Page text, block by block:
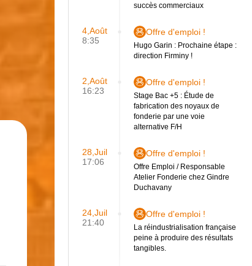
succès commerciaux
4,Août
8:35
Offre d'emploi !
Hugo Garin : Prochaine étape :
direction Firminy !
2,Août
16:23
Offre d'emploi !
Stage Bac +5 : Étude de
fabrication des noyaux de
fonderie par une voie
alternative F/H
28,Juil
17:06
Offre d'emploi !
Offre Emploi / Responsable
Atelier Fonderie chez Gindre
Duchavany
24,Juil
21:40
Offre d'emploi !
La réindustrialisation française
peine à produire des résultats
tangibles.